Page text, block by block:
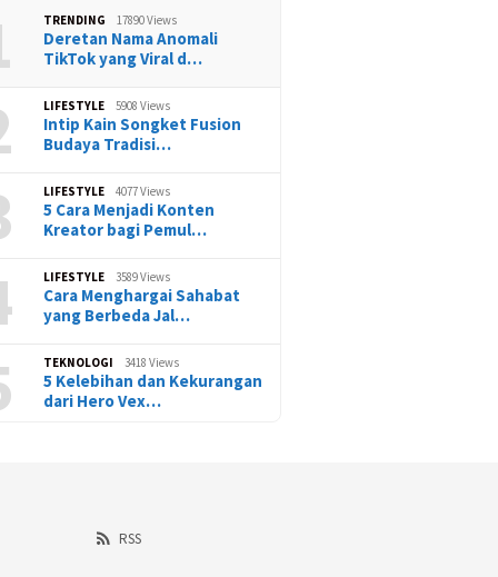
TRENDING 17890 Views
Deretan Nama Anomali
TikTok yang Viral d…
LIFESTYLE 5908 Views
Intip Kain Songket Fusion
Budaya Tradisi…
LIFESTYLE 4077 Views
5 Cara Menjadi Konten
Kreator bagi Pemul…
LIFESTYLE 3589 Views
Cara Menghargai Sahabat
yang Berbeda Jal…
TEKNOLOGI 3418 Views
5 Kelebihan dan Kekurangan
dari Hero Vex…
RSS